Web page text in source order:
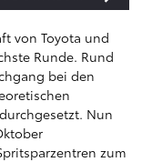
von Toyota und
Runde. Rund
bei den
Nun
zum